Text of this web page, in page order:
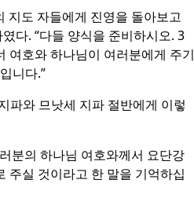
지도 자들에게 진영을 돌아보고
다. “다들 양식을 준비하시오. 3
여호와 하나님이 여러분에게 주기
니다.”
파와 므낫세 지파 절반에게 이렇
분의 하나님 여호와께서 요단강
주실 것이라고 한 말을 기억하십